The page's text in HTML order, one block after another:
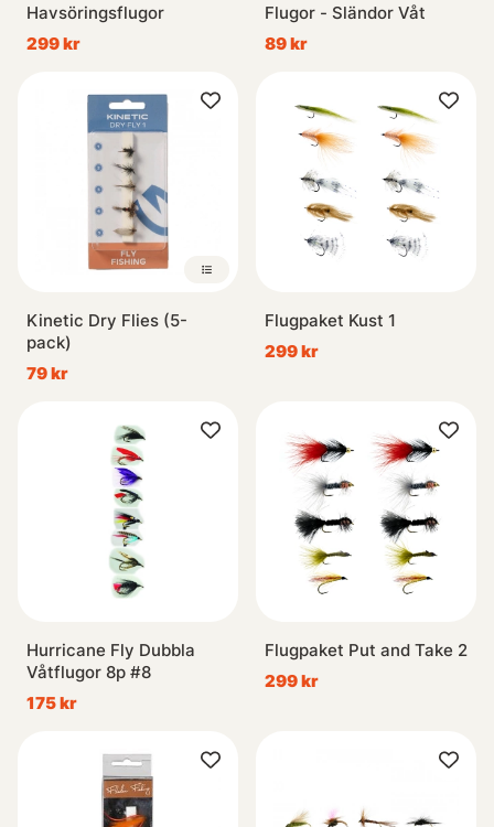
Havsöringsflugor
299 kr
Flugor - Sländor Våt
89 kr
Kinetic Dry Flies (5-
pack)
79 kr
Flugpaket Kust 1
299 kr
Hurricane Fly Dubbla
Våtflugor 8p #8
175 kr
Flugpaket Put and Take 2
299 kr